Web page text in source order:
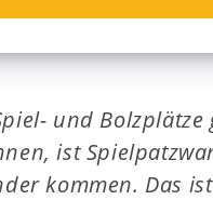
und
ist
kommen. Das